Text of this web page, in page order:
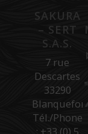
SAKURA
– SERT
S.A.S.
7 rue
Descartes
33290
Tél./Phone
: +33 (0) 5